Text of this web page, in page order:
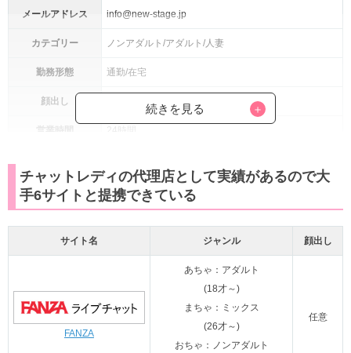
メールアドレス info@new-stage.jp
カテゴリー ノンアダルト/アダルト/人妻
勤務形態 通勤/在宅
顔出し
営業時間 24時間
報酬率
在宅：報酬率50%～
登録資格 満18歳以上(高校生不可)
北海道/岩手県/宮城県/福島県/栃木県/茨城県/群馬県/埼
玉県/千葉県/東京都/神奈川県/富山県/岐阜県/静岡県/愛
知県/大阪府/京都府/兵庫県/岡山県/愛媛県/香川県/山口
県/徳島県/福岡県/長崎県/佐賀県/大分県/熊本県/宮崎県/
鹿児島県/沖縄県
・入店祝金50,000円もらえる
続きを見る
チャットレディの代理店として実績があるので大
手6サイトと提携できている
サイト名 ジャンル 顔出し
FANZA
あちゃ：アダルト
(18才～)
まちゃ：ミックス
(26才～)
おちゃ：ノンアダルト
任意